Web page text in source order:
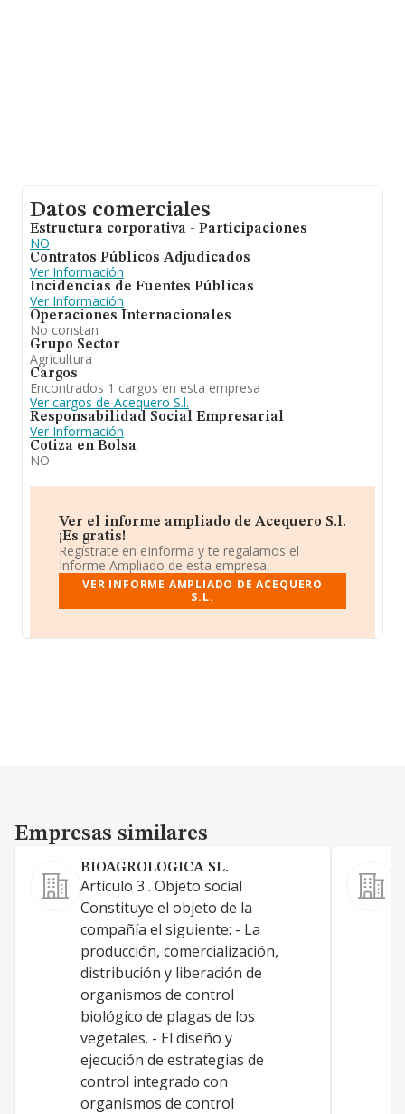
Datos comerciales
Estructura corporativa - Participaciones
NO
Contratos Públicos Adjudicados
Ver Información
Incidencias de Fuentes Públicas
Ver Información
Operaciones Internacionales
No constan
Grupo Sector
Agricultura
Cargos
Encontrados 1 cargos en esta empresa
Ver cargos de Acequero S.l.
Responsabilidad Social Empresarial
Ver Información
Cotiza en Bolsa
NO
Ver el informe ampliado de Acequero S.l.
¡Es gratis!
Regístrate en eInforma y te regalamos el
Informe Ampliado de esta empresa.
VER INFORME AMPLIADO DE ACEQUERO
S.L.
Empresas similares
Empresas similares
BIOAGROLOGICA SL.
Artículo 3 . Objeto social
Constituye el objeto de la
compañía el siguiente: - La
producción, comercialización,
distribución y liberación de
organismos de control
biológico de plagas de los
vegetales. - El diseño y
ejecución de estrategias de
control integrado con
organismos de control